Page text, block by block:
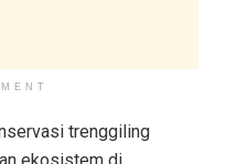
trenggiling